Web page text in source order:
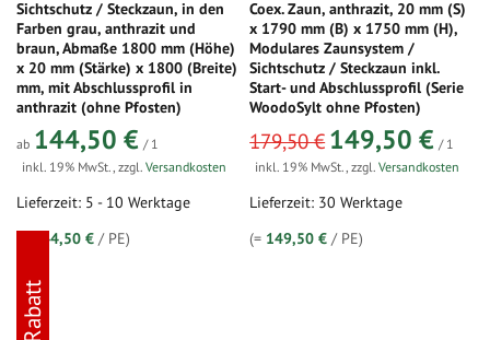
Sichtschutz / Steckzaun, in den
Farben grau, anthrazit und
braun, Abmaße 1800 mm (Höhe)
x 20 mm (Stärke) x 1800 (Breite)
mm, mit Abschlussprofil in
anthrazit (ohne Pfosten)
ab 144,50 € / 1
inkl. 19% MwSt., zzgl. Versandkosten
Lieferzeit: 5 - 10 Werktage
144,50 € / PE)
Coex. Zaun, anthrazit, 20 mm (S)
x 1790 mm (B) x 1750 mm (H),
Modulares Zaunsystem /
Sichtschutz / Steckzaun inkl.
Start- und Abschlussprofil (Serie
WoodoSylt ohne Pfosten)
sonderangebot
179,50 € 149,50 € / 1
inkl. 19% MwSt.,zzgl.Versandkosten
Lieferzeit: 30 Werktage
(= 149,50 € / PE)